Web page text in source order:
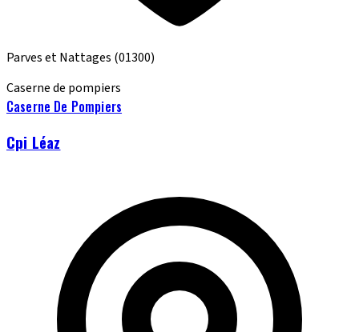
Parves et Nattages (01300)
Caserne de pompiers
Caserne De Pompiers
Cpi Léaz